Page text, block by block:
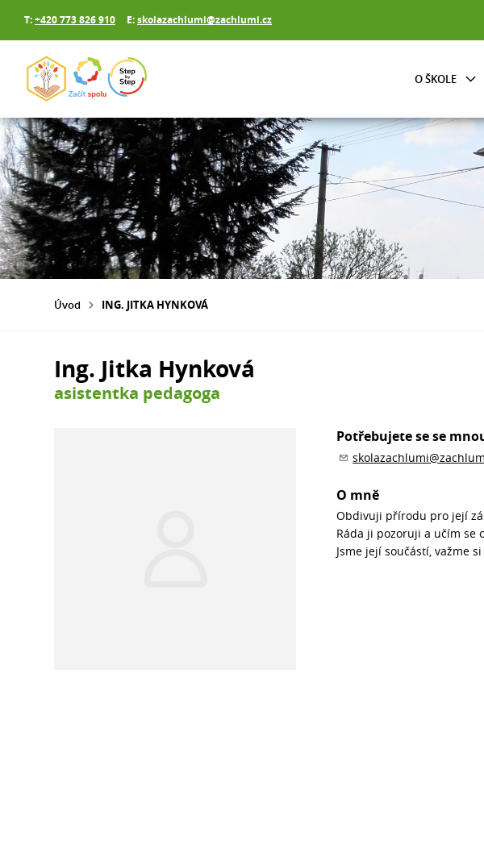
T:+420 773 826 910 E:skolazachlumi@zachlumi.cz
O ŠKOLE
Úvod ING. JITKA HYNKOVÁ
Ing. Jitka Hynková
asistentka pedagoga
Potřebujete se se
O mně
Obdivuji přírodu pro její
Ráda ji pozoruji a učím se
Jsme její součástí, važme